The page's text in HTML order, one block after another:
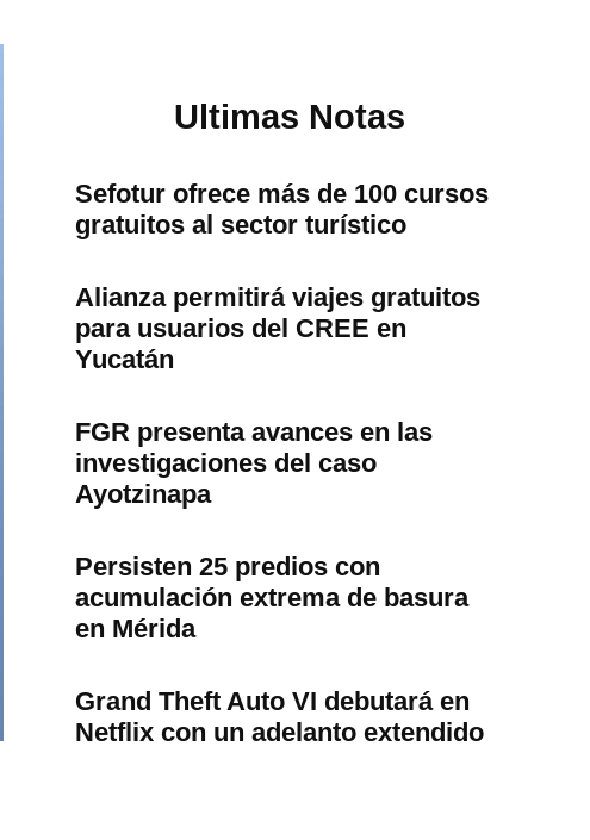
Ultimas Notas
Sefotur ofrece más de 100 cursos
gratuitos al sector turístico
Alianza permitirá viajes gratuitos
para usuarios del CREE en
Yucatán
FGR presenta avances en las
investigaciones del caso
Ayotzinapa
Persisten 25 predios con
acumulación extrema de basura
en Mérida
Grand Theft Auto VI debutará en
Netflix con un adelanto extendido